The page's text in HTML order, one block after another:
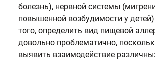
болезнь), нервной системы
повышенной возбудимости у
того, определить вид пищевой
довольно проблематично,
выявить взаимодействие